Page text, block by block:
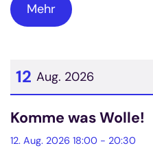
Mehr
12 Aug. 2026
Datum: 12. August 2026
Komme was Wolle!
12. Aug. 2026 18:00 - 20:30